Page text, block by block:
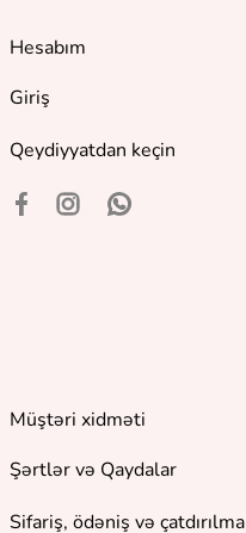
Hesabım
Giriş
Qeydiyyatdan keçin
Müştəri xidməti
Şərtlər və Qaydalar
Sifariş, ödəniş və çatdırılma